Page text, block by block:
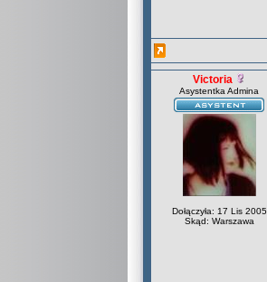
Victoria
Asystentka Admina
Dołączyła: 17 Lis 2005
Skąd: Warszawa